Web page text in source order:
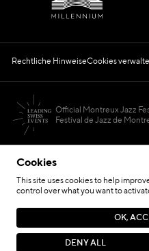
Cookies
This site uses cookies to help
control over what you want to
DENY ALL
OK,
Rechtliche HinweiseCookies
Official Montreux Jazz
Festival de Jazz de
Hosted by